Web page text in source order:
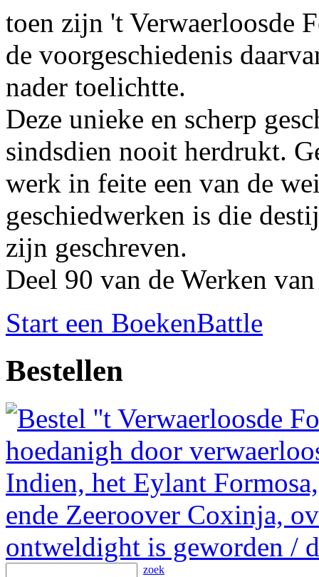
toen zijn 't Verwaerloosde
de voorgeschiedenis
nader toelichtte.
Deze unieke en scherp
sindsdien nooit herdrukt.
werk in feite een van de
geschiedwerken is die
zijn geschreven.
Deel 90 van de Werken
Start een BoekenBattle
Bestellen
zoek